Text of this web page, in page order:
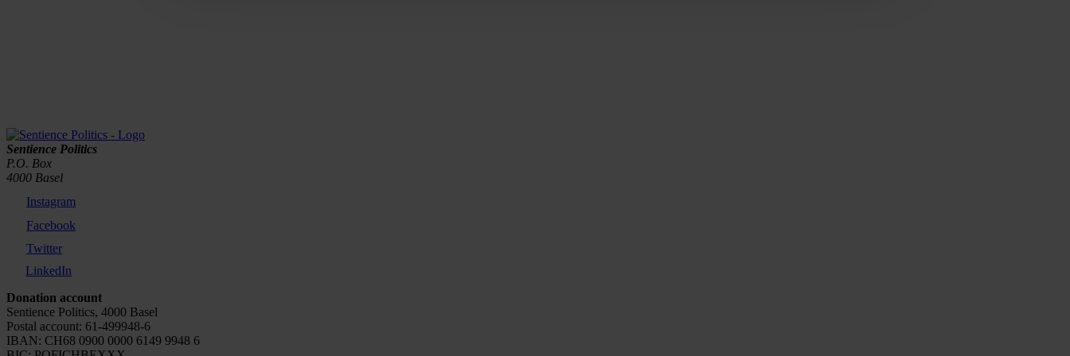
Sentience Politics
P.O. Box
4000 Basel
Instagram
Facebook
Twitter
LinkedIn
Donation account
Sentience Politics, 4000 Basel
Postal account: 61-499948-6
IBAN: CH68 0900 0000 6149 9948 6